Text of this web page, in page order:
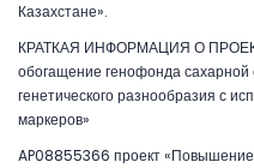
Казахстане».
КРАТКАЯ ИНФОРМАЦИЯ О
обогащение генофонда
генетического разнообразия с
маркеров»
AP08855366 проект